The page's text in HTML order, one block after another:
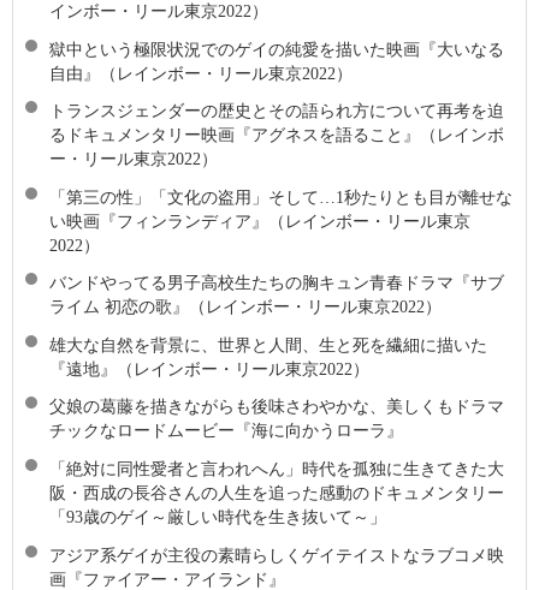
インボー・リール東京2022）
獄中という極限状況でのゲイの純愛を描いた映画『大いなる
自由』（レインボー・リール東京2022）
トランスジェンダーの歴史とその語られ方について再考を迫
るドキュメンタリー映画『アグネスを語ること』（レインボ
ー・リール東京2022）
「第三の性」「文化の盗用」そして…1秒たりとも目が離せな
い映画『フィンランディア』（レインボー・リール東京
2022）
バンドやってる男子高校生たちの胸キュン青春ドラマ『サブ
ライム 初恋の歌』（レインボー・リール東京2022）
雄大な自然を背景に、世界と人間、生と死を繊細に描いた
『遠地』（レインボー・リール東京2022）
父娘の葛藤を描きながらも後味さわやかな、美しくもドラマ
チックなロードムービー『海に向かうローラ』
「絶対に同性愛者と言われへん」時代を孤独に生きてきた大
阪・西成の長谷さんの人生を追った感動のドキュメンタリー
「93歳のゲイ～厳しい時代を生き抜いて～」
アジア系ゲイが主役の素晴らしくゲイテイストなラブコメ映
画『ファイアー・アイランド』